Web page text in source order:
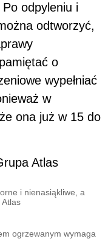
odpyleniu i
odtworzyć,
o
wypełniać
w
ona już w 15 do
Atlas
i nienasiąkliwe, a
Atlas
ogrzewanym wymaga